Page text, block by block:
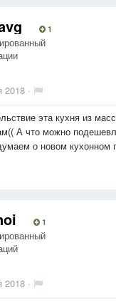
1
2018 ·
эта кухня из
А что можно
о новом кухонном
1
2018 ·